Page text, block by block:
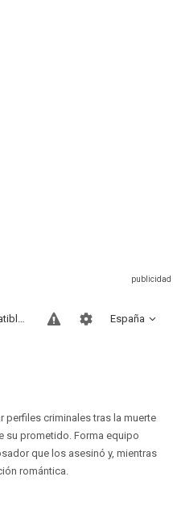
España
Sitios compatibles
perfiles criminales tras la muerte
su prometido. Forma equipo
que los asesinó y, mientras
romántica.